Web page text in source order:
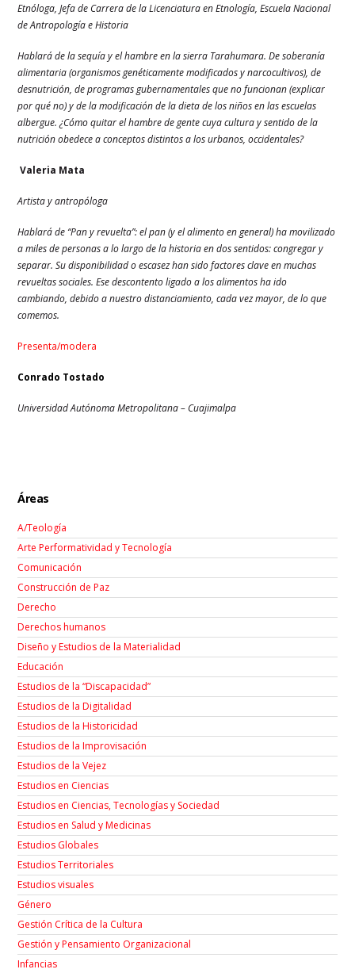
Etnóloga, Jefa de Carrera de la Licenciatura en Etnología, Escuela Nacional
de Antropología e Historia
Hablará de la sequía y el hambre en la sierra Tarahumara. De soberanía
alimentaria (organismos genéticamente modificados y narcocultivos), de
desnutrición, de programas gubernamentales que no funcionan (explicar
por qué no) y de la modificación de la dieta de los niños en las escuelas
albergue. ¿Cómo quitar el hambre de gente cuya cultura y sentido de la
nutrición obedece a conceptos distintos a los urbanos, occidentales?
Valeria Mata
Artista y antropóloga
Hablará de “Pan y revuelta”: el pan (y el alimento en general) ha movilizado
a miles de personas a lo largo de la historia en dos sentidos: congregar y
separar. Su disponibilidad o escasez han sido factores clave en muchas
revueltas sociales. Ese descontento ligado a los alimentos ha ido
cambiando, debido a nuestro distanciamiento, cada vez mayor, de lo que
comemos.
Presenta/modera
Conrado Tostado
Universidad Autónoma Metropolitana – Cuajimalpa
Áreas
A/Teología
Arte Performatividad y Tecnología
Comunicación
Construcción de Paz
Derecho
Derechos humanos
Diseño y Estudios de la Materialidad
Educación
Estudios de la “Discapacidad”
Estudios de la Digitalidad
Estudios de la Historicidad
Estudios de la Improvisación
Estudios de la Vejez
Estudios en Ciencias
Estudios en Ciencias, Tecnologías y Sociedad
Estudios en Salud y Medicinas
Estudios Globales
Estudios Territoriales
Estudios visuales
Género
Gestión Crítica de la Cultura
Gestión y Pensamiento Organizacional
Infancias